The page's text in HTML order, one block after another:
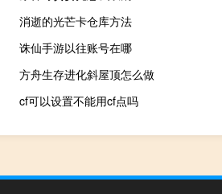
消逝的光芒卡仓库方法
诛仙手游以往账号在哪
方舟生存进化斜屋顶怎么做
cf可以设置不能用cf点吗